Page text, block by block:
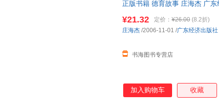
正版书籍 德育故事 庄海杰 广
¥21.32 定价： ¥26.00 (8.2折)
书海图书专营店
庄海杰 /2006-11-01 /广东经济出版社
加入购物车 收藏